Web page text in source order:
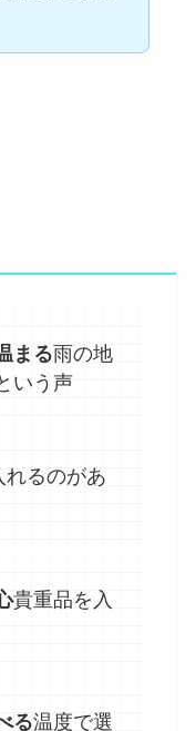
まる雨の地
いう声
れるのがあ
貴重品を入
る温度で選